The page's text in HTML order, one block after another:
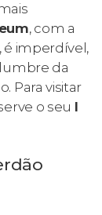
, com a
é imperdível,
da
Para visitar
o seu I